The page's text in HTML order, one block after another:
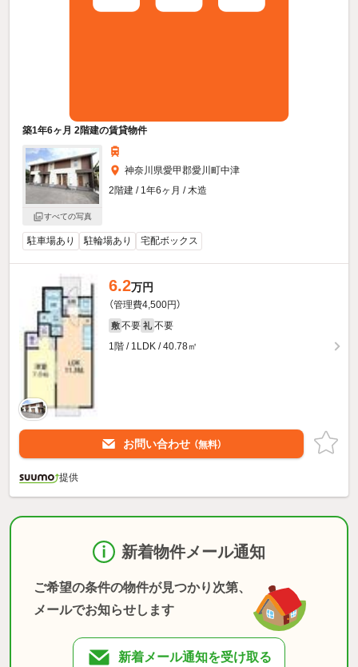
築1年6ヶ月 2階建の賃貸物件
すべての写真
神奈川県愛甲郡愛川町中津
2階建 / 1年6ヶ月 / 木造
駐車場あり 駐輪場あり 宅配ボックス
6.2万円
（管理費4,500円）
敷 不要 礼 不要
1階 / 1LDK / 40.78㎡
お問い合わせ （無料）
提供
新着物件メール通知
ご希望の条件の物件が見つかり次第、
メールでお知らせします
新着メール通知を受け取る